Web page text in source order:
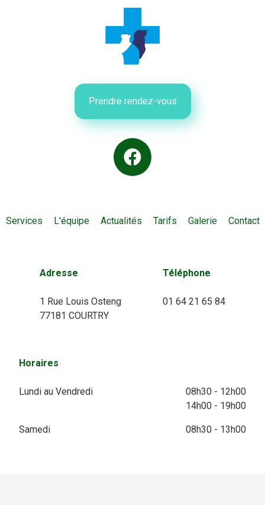
Prendre rendez-vous
Services L'équipe Actualités Tarifs Galerie Contact
Adresse
1 Rue Louis Osteng
77181 COURTRY
Téléphone
01 64 21 65 84
Horaires
Lundi au Vendredi
08h30 - 12h00
14h00 - 19h00
Samedi 08h30 - 13h00